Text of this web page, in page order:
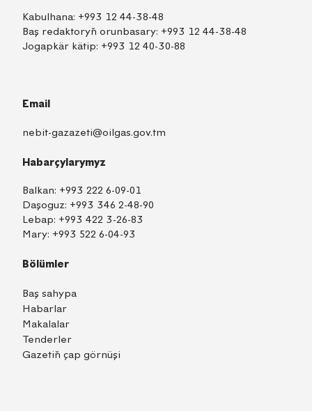
Kabulhana: +993 12 44-38-48
Baş redaktoryň orunbasary: +993 12 44-38-48
Jogapkär kätip: +993 12 40-30-88
Email
nebit-gazazeti@oilgas.gov.tm
Habarçylarymyz
Balkan: +993 222 6-09-01
Daşoguz: +993 346 2-48-90
Lebap: +993 422 3-26-83
Mary: +993 522 6-04-93
Bölümler
Baş sahypa
Habarlar
Makalalar
Tenderler
Gazetiň çap görnüşi